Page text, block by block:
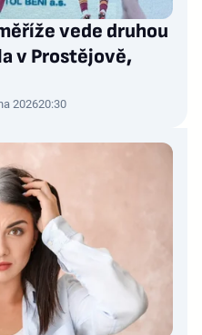
vede druhou
v Prostějově,
202620:30